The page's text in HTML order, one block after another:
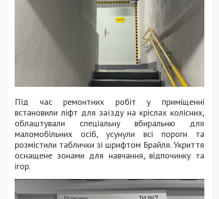
Під час ремонтних робіт у приміщенні
встановили ліфт для заїзду на кріслах колісних,
облаштували спеціальну вбиральню для
маломобільних осіб, усунули всі пороги та
розмістили таблички зі шрифтом Брайля. Укриття
оснащене зонами для навчання, відпочинку та
ігор.